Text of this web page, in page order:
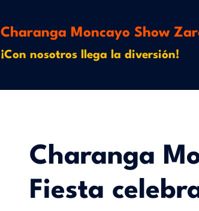
Charanga Moncayo Show
¡Con nosotros llega la diversión!
Charanga
Fiesta